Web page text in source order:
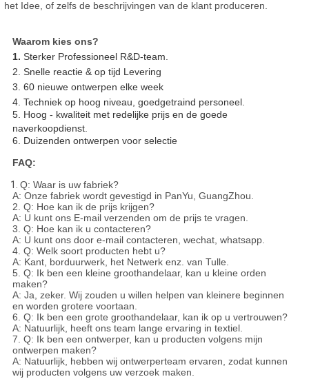
het Idee, of zelfs de beschrijvingen van de klant produceren.
Waarom kies ons?
1. Sterker Professioneel R&D-team.
2. Snelle reactie & op tijd Levering
3. 60 nieuwe ontwerpen elke week
4. Techniek op hoog niveau, goedgetraind personeel.
5. Hoog - kwaliteit met redelijke prijs en de goede
naverkoopdienst.
6. Duizenden ontwerpen voor selectie
FAQ:
1. Q: Waar is uw fabriek?
A: Onze fabriek wordt gevestigd in PanYu, GuangZhou.
2. Q: Hoe kan ik de prijs krijgen?
A: U kunt ons E-mail verzenden om de prijs te vragen.
3. Q: Hoe kan ik u contacteren?
A: U kunt ons door e-mail contacteren, wechat, whatsapp.
4. Q: Welk soort producten hebt u?
A: Kant, borduurwerk, het Netwerk enz. van Tulle.
5. Q: Ik ben een kleine groothandelaar, kan u kleine orden
maken?
A: Ja, zeker. Wij zouden u willen helpen van kleinere beginnen
en worden grotere voortaan.
6. Q: Ik ben een grote groothandelaar, kan ik op u vertrouwen?
A: Natuurlijk, heeft ons team lange ervaring in textiel.
7. Q: Ik ben een ontwerper, kan u producten volgens mijn
ontwerpen maken?
A: Natuurlijk, hebben wij ontwerperteam ervaren, zodat kunnen
wij producten volgens uw verzoek maken.